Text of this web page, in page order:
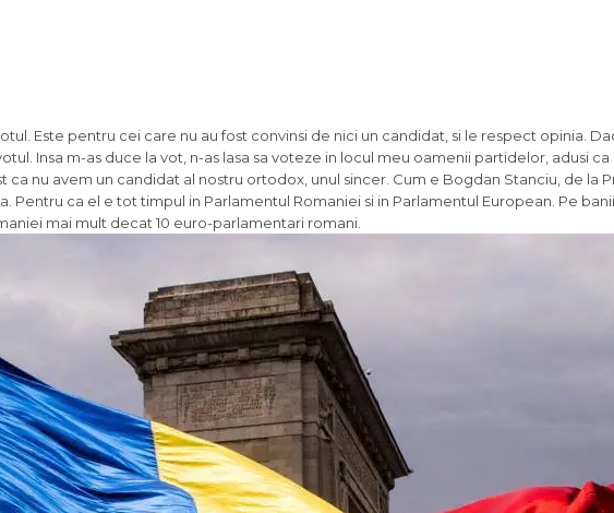
Este pentru cei care nu au fost convinsi de nici un candidat, si le respect opinia.
Insa m-as duce la vot, n-as lasa sa voteze in locul meu oamenii partidelor, adusi ca
ca nu avem un candidat al nostru ortodox, unul sincer. Cum e Bogdan Stanciu, de la
Pentru ca el e tot timpul in Parlamentul Romaniei si in Parlamentul European. Pe
mai mult decat 10 euro-parlamentari romani.